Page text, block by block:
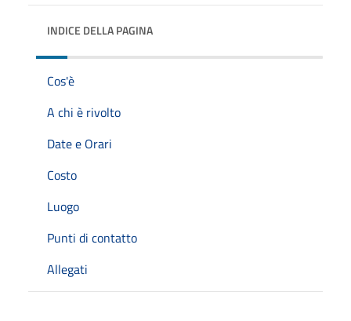
INDICE DELLA PAGINA
Cos'è
A chi è rivolto
Date e Orari
Costo
Luogo
Punti di contatto
Allegati